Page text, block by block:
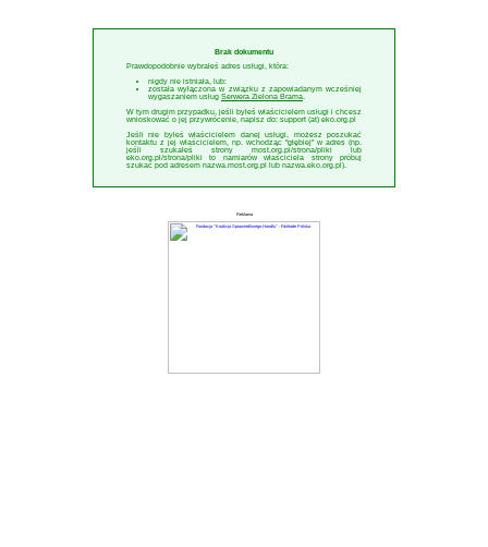
Brak dokumentu
Prawdopodobnie wybrałeś adres usługi, która:
nigdy nie istniała, lub:
została wyłączona w związku z zapowiadanym wcześniej
wygaszaniem usług Serwera Zielona Brama
W tym drugim przypadku, jeśli byłeś właścicielem usługi i chcesz
wnioskować o jej przywrócenie, napisz do: support (at) eko.org.pl
Jeśli nie byłeś właścicielem danej usługi, możesz poszukać
kontaktu z jej właścicielem, np. wchodząc "głębiej" w adres (np.
jeśli szukałeś strony most.org.pl/strona/pliki lub
eko.org.pl/strona/pliki to namiarów właściciela strony próbuj
szukać pod adresem nazwa.most.org.pl lub nazwa.eko.org.pl).
Reklama